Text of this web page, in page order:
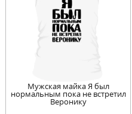
Мужская майка Я был
нормальным пока не встретил
Веронику